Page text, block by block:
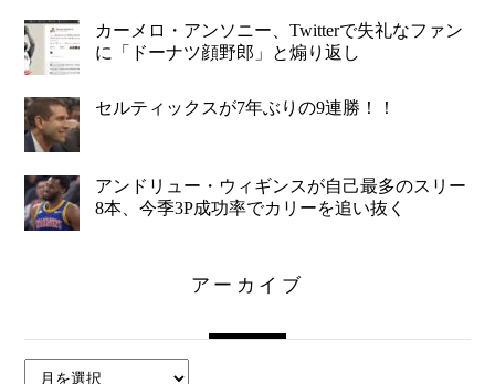
カーメロ・アンソニー、Twitterで失礼なファン
に「ドーナツ顔野郎」と煽り返し
セルティックスが7年ぶりの9連勝！！
アンドリュー・ウィギンスが自己最多のスリー
8本、今季3P成功率でカリーを追い抜く
アーカイブ